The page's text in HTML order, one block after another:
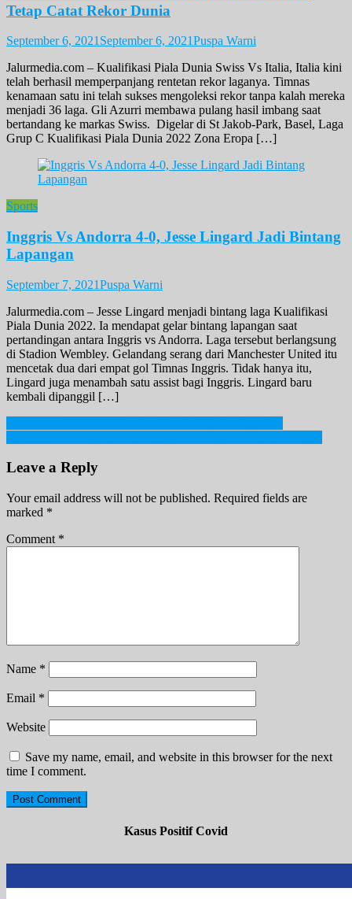
Tetap Catat Rekor Dunia
September 6, 2021 September 6, 2021Puspa Warni
Jalurmedia.com – Kualifikasi Piala Dunia Swiss Vs Italia, Italia kini
telah berhasil memperpanjang rentetan rekor laganya. Timnas
kenamaan satu ini telah sukses mengoleksi rekor tanpa kalah mereka
menjadi 36 laga. Gli Azurri membawa pulang hasil imbang saat
bertandang ke markas Swiss. Digelar di St Jakob-Park, Basel, Laga
Grup C Kualifikasi Piala Dunia 2022 Zona Eropa […]
Sports
Inggris Vs Andorra 4-0, Jesse Lingard Jadi Bintang
Lapangan
September 7, 2021Puspa Warni
Jalurmedia.com – Jesse Lingard menjadi bintang laga Kualifikasi
Piala Dunia 2022. Ia mendapat gelar bintang lapangan saat
pertandingan antara Inggris vs Andorra. Laga tersebut berlangsung
di Stadion Wembley. Gelandang serang dari Manchester United itu
mencetak dua dari empat gol Timnas Inggris. Tidak hanya itu,
Lingard juga menambah satu assist bagi Inggris. Lingard baru
kembali dipanggil […]
Post
navigation
Leave a Reply
Your email address will not be published. Required fields are
marked *
Comment *
Name *
Email *
Website
Save my name, email, and website in this browser for the next
time I comment.
Kasus Positif Covid